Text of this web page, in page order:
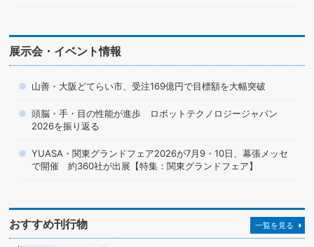
展示会・イベント情報
山善・大阪どてらい市、受注169億円で目標額を大幅突破
頭脳・手・目の性能が進歩 ロボットテクノロジージャパン
2026を振り返る
YUASA・関東グランドフェア2026が7月9・10日、幕張メッセ
で開催 約360社が出展【特集：関東グランドフェア】
おすすめ刊行物 一覧を見る